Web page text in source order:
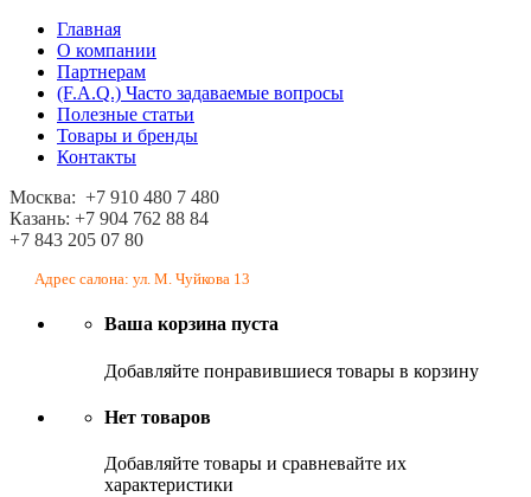
Главная
О компании
Партнерам
(F.A.Q.) Часто задаваемые вопросы
Полезные статьи
Товары и бренды
Контакты
Москва: +7 910 480 7 480
Казань: +7 904 762 88 84
+7 843 205 07 80
Адрес салона: ул. М. Чуйкова 13
Ваша корзина пуста
Добавляйте понравившиеся товары в корзину
Нет товаров
Добавляйте товары и сравневайте их
характеристики